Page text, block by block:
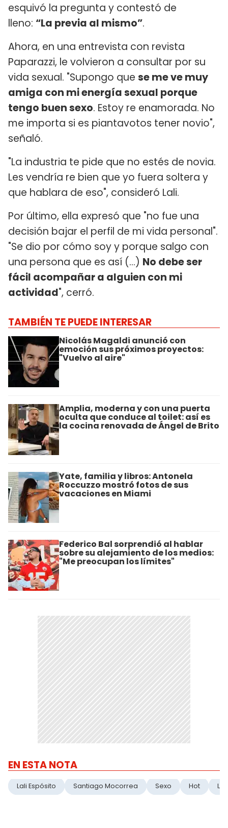
esquivó la pregunta y contestó de
lleno: “La previa al mismo”.
Ahora, en una entrevista con revista
Paparazzi, le volvieron a consultar por su
vida sexual. "Supongo que se me ve muy
amiga con mi energía sexual porque
tengo buen sexo. Estoy re enamorada. No
me importa si es piantavotos tener novio",
señaló.
"La industria te pide que no estés de novia.
Les vendría re bien que yo fuera soltera y
que hablara de eso", consideró Lali.
Por último, ella expresó que "no fue una
decisión bajar el perfil de mi vida personal".
"Se dio por cómo soy y porque salgo con
una persona que es así (...) No debe ser
fácil acompañar a alguien con mi
actividad", cerró.
TAMBIÉN TE PUEDE INTERESAR
Nicolás Magaldi anunció con
emoción sus próximos proyectos:
"Vuelvo al aire"
Amplia, moderna y con una puerta
oculta que conduce al toilet: así es
la cocina renovada de Ángel de Brito
Yate, familia y libros: Antonela
Roccuzzo mostró fotos de sus
vacaciones en Miami
Federico Bal sorprendió al hablar
sobre su alejamiento de los medios:
"Me preocupan los límites"
EN ESTA NOTA
Lali Espósito Santiago Mocorrea Sexo Hot